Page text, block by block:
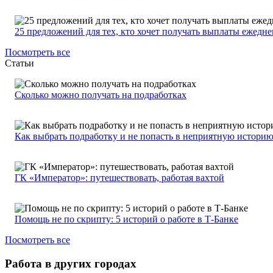
25 предложений для тех, кто хочет получать выплаты
Посмотреть все
Статьи
Сколько можно получать на подработках
Как выбрать подработку и не попасть в неприятную историю
ГК «Император»: путешествовать, работая вахтой
Помощь не по скрипту: 5 историй о работе в Т-Банке
Посмотреть все
Работа в других городах